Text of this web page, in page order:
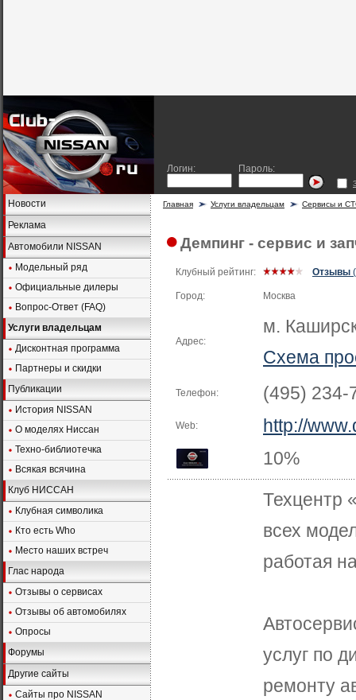
Логин: Пароль:
Новости
Реклама
Автомобили NISSAN
Модельный ряд
Официальные дилеры
Вопрос-Ответ (FAQ)
Услуги владельцам
Дисконтная программа
Партнеры и скидки
Публикации
История NISSAN
О моделях Ниссан
Техно-библиотечка
Всякая всячина
Клуб НИССАН
Клубная символика
Кто есть Who
Место наших встреч
Глас народа
Отзывы о сервисах
Отзывы об автомобилях
Опросы
Форумы
Другие сайты
Сайты про NISSAN
Главная Услуги владельцам Сервисы и
Демпинг - сервис и
Клубный рейтинг: Отзывы
Город: Москва
Адрес:
м.
Схема
Телефон: (495) 234-
Web:
http://
10%
Техцентр
всех
работая
услуг по
ремонту